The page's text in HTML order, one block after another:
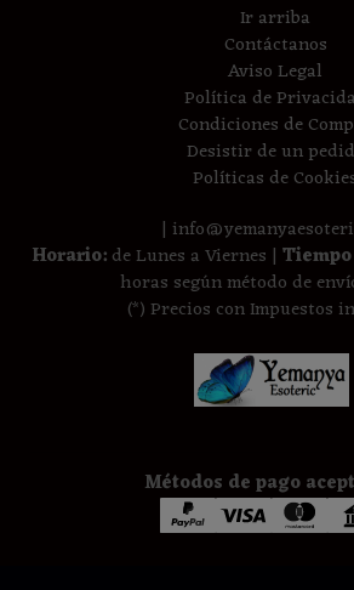
Ir arriba
Contáctanos
Aviso Legal
Política de
Condiciones de
Desistir de un
Políticas de
|
Horario:de Lunes a Viernes |
horas según método de
(*) Precios con Impuestos
Métodos de pago